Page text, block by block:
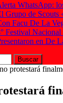
WhatsApp:
Grupo de Scouts
Facu De La
Festival
en De
protestará